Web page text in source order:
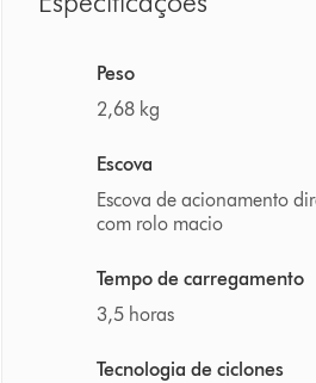
Peso
2,68 kg
Escova
Escova de acionamento
com rolo macio
Tempo de carregamento
3,5 horas
Tecnologia de ciclones